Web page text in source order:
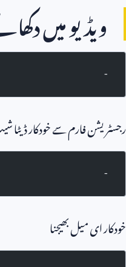
ویڈیو میں
-
رجسٹریشن فارم سے خودکار ڈیٹا
-
خودکار ای میل بھیجنا